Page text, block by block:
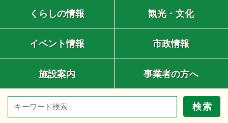
くらしの情報 観光・文化
イベント情報 市政情報
施設案内 事業者の方へ
検索